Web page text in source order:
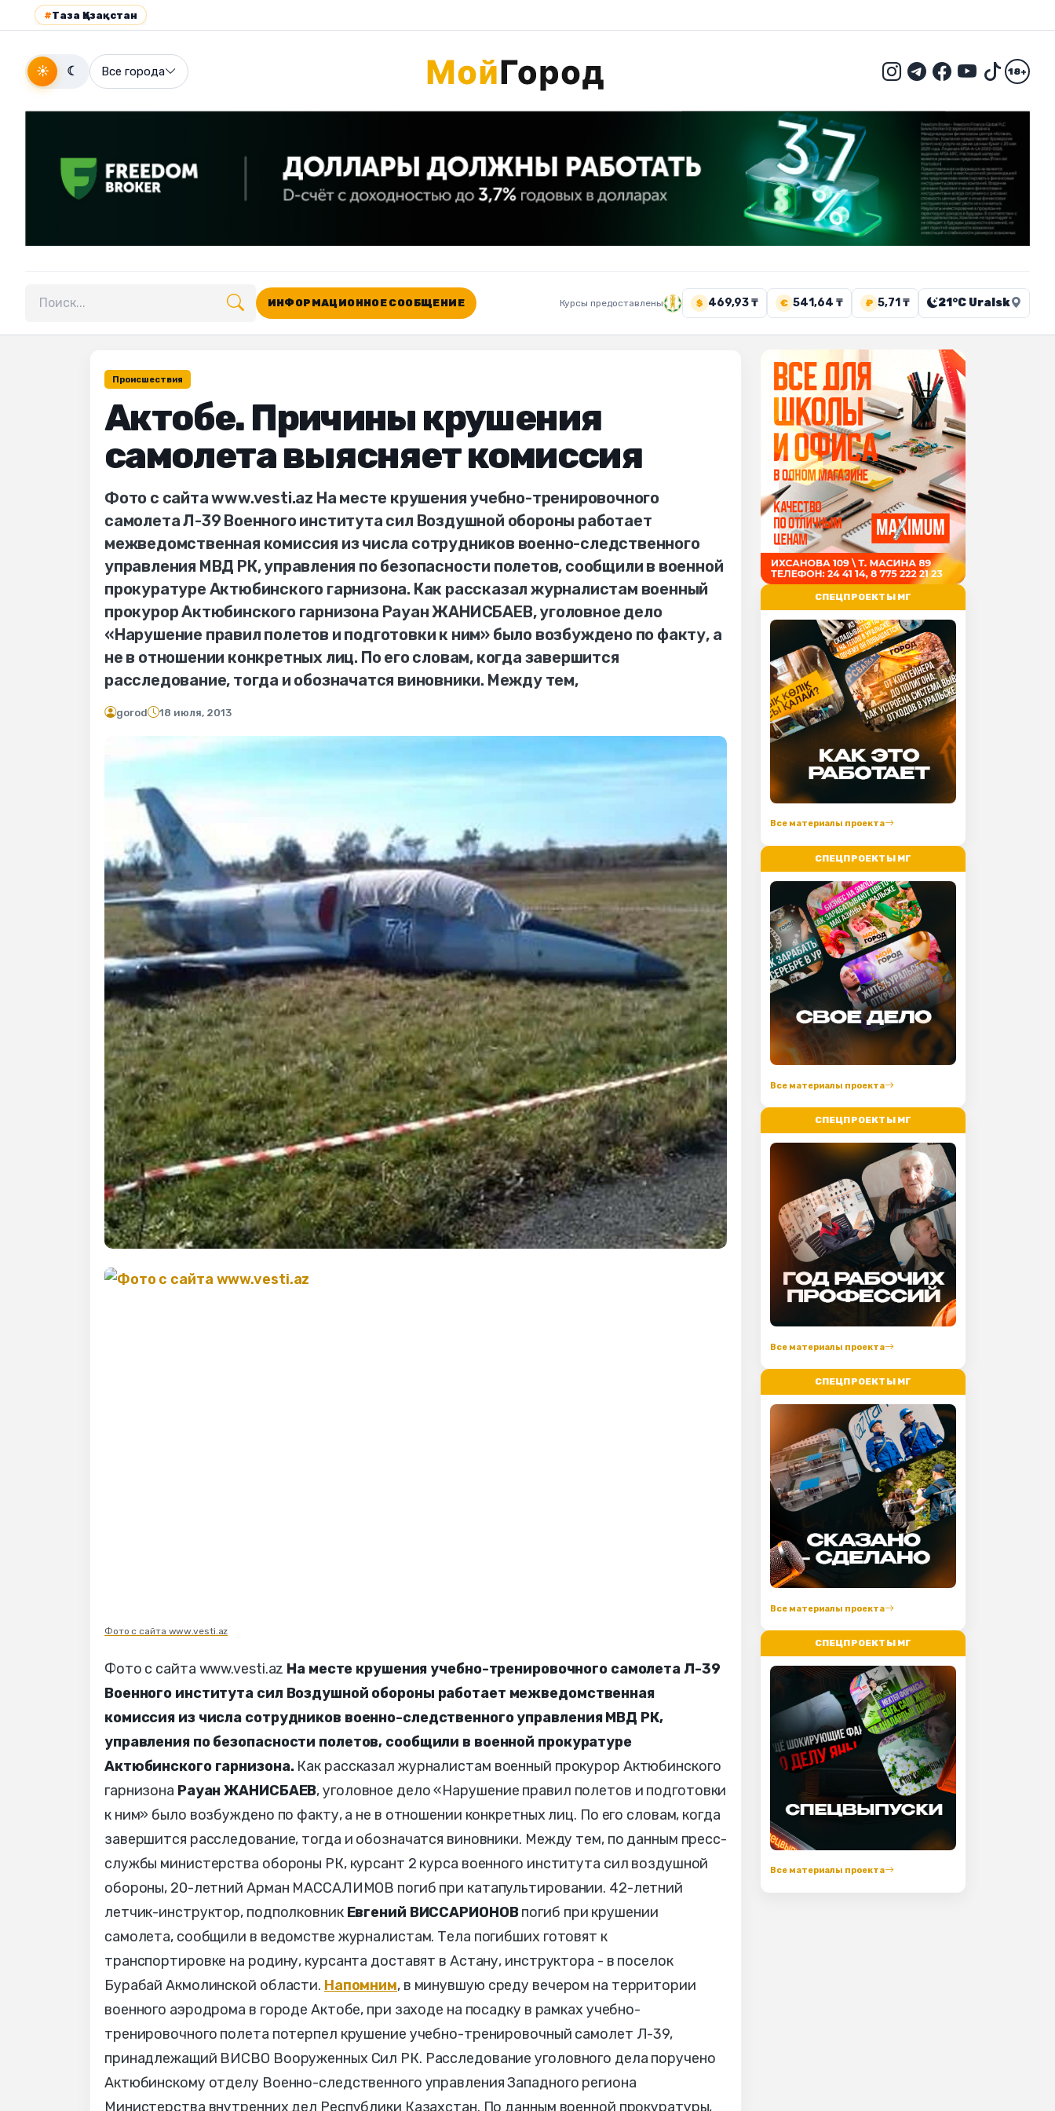
#Таза Қазақстан
☀ ☾ Все города 18+
Поиск по сайту
ИНФОРМАЦИОННОЕ СООБЩЕНИЕ Курсы предоставлены $ 469,93 ₸ € 541,64 ₸ ₽ 5,71 ₸ 21°C Uralsk
Происшествия
Актобе. Причины крушения
самолета выясняет комиссия
Фото с сайта www.vesti.az На месте крушения учебно-тренировочного
самолета Л-39 Военного института сил Воздушной обороны работает
межведомственная комиссия из числа сотрудников военно-следственного
управления МВД РК, управления по безопасности полетов, сообщили в военной
прокуратуре Актюбинского гарнизона. Как рассказал журналистам военный
прокурор Актюбинского гарнизона Рауан ЖАНИСБАЕВ, уголовное дело
«Нарушение правил полетов и подготовки к ним» было возбуждено по факту, а
не в отношении конкретных лиц. По его словам, когда завершится
расследование, тогда и обозначатся виновники. Между тем,
gorod 18 июля, 2013
Фото с сайта www.vesti.az
Фото с сайта www.vesti.az На месте крушения учебно-тренировочного самолета Л-39
Военного института сил Воздушной обороны работает межведомственная
комиссия из числа сотрудников военно-следственного управления МВД РК,
управления по безопасности полетов, сообщили в военной прокуратуре
Актюбинского гарнизона.Как рассказал журналистам военный прокурор Актюбинского
гарнизона Рауан ЖАНИСБАЕВ, уголовное дело «Нарушение правил полетов и подготовки
к ним» было возбуждено по факту, а не в отношении конкретных лиц. По его словам, когда
завершится расследование, тогда и обозначатся виновники. Между тем, по данным пресс-
службы министерства обороны РК, курсант 2 курса военного института сил воздушной
обороны, 20-летний Арман МАССАЛИМОВ погиб при катапультировании. 42-летний
летчик-инструктор, подполковник Евгений ВИССАРИОНОВпогиб при крушении
самолета, сообщили в ведомстве журналистам. Тела погибших готовят к
транспортировке на родину, курсанта доставят в Астану, инструктора - в поселок
Бурабай Акмолинской области. Напомним, в минувшую среду вечером на территории
военного аэродрома в городе Актобе, при заходе на посадку в рамках учебно-
тренировочного полета потерпел крушение учебно-тренировочный самолет Л-39,
принадлежащий ВИСВО Вооруженных Сил РК. Расследование уголовного дела поручено
Актюбинскому отделу Военно-следственного управления Западного региона
Министерства внутренних дел Республики Казахстан. По данным военной прокуратуры,
СПЕЦПРОЕКТЫ МГ
Все материалы проекта
СПЕЦПРОЕКТЫ МГ
Все материалы проекта
СПЕЦПРОЕКТЫ МГ
Все материалы проекта
СПЕЦПРОЕКТЫ МГ
Все материалы проекта
СПЕЦПРОЕКТЫ МГ
Все материалы проекта